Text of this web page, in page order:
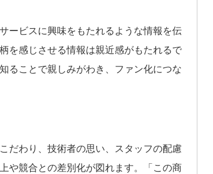
ービスに興味をもたれるような情報を伝
を感じさせる情報は親近感がもたれるで
ることで親しみがわき、ファン化につな
だわり、技術者の思い、スタッフの配慮
や競合との差別化が図れます。「この商